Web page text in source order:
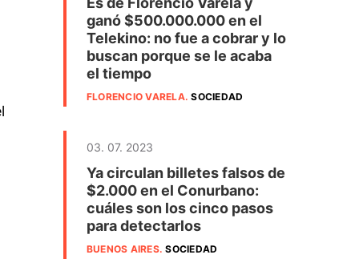
ganó $500.000.000 en el
Telekino: no fue a cobrar y lo
buscan porque se le acaba
el tiempo
FLORENCIO VARELA.SOCIEDAD
03. 07. 2023
Ya circulan billetes falsos de
$2.000 en el Conurbano:
cuáles son los cinco pasos
para detectarlos
BUENOS AIRES.SOCIEDAD